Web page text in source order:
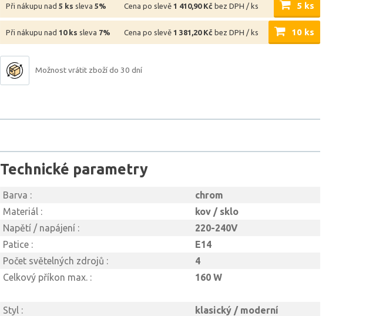
Při nákupu nad 5 ks sleva 5% Cena po slevě 1 410,90 Kč bez DPH / ks 5 ks
Při nákupu nad 10 ks sleva 7% Cena po slevě 1 381,20 Kč bez DPH / ks 10 ks
Možnost vrátit zboží do 30 dní
Technické parametry
Barva :
chrom
Materiál :
kov / sklo
Napětí / napájení :
220-240V
Patice :
E14
Počet světelných zdrojů :
4
Celkový příkon max. :
160 W
Styl :
klasický / moderní